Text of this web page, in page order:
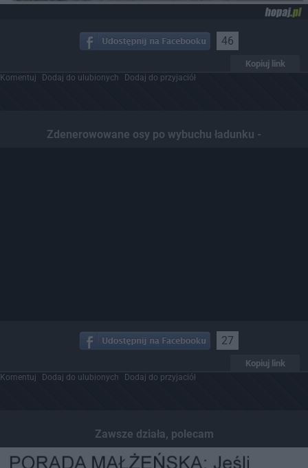
46
Kopiuj link
Komentuj Dodaj do ulubionych Dodaj do przyjaciół
Zdenerowowane osy po wybuchu ładunku -
27
Kopiuj link
Komentuj Dodaj do ulubionych Dodaj do przyjaciół
Zawsze działa, polecam